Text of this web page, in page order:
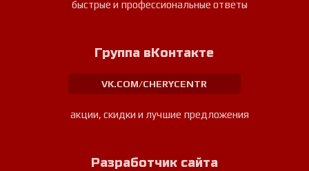
быстрые и профессиональные ответы
Группа вКонтакте
VK.COM/CHERYCENTR
акции, скидки и лучшие предложения
Разработчик сайта